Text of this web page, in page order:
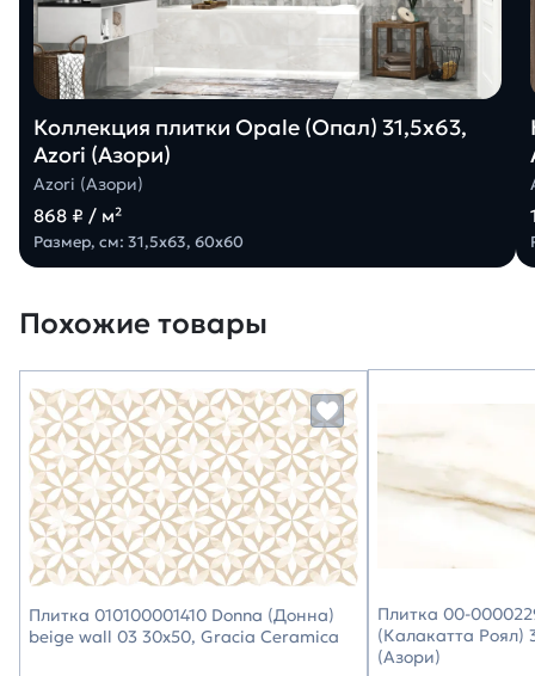
Коллекция плитки Opale (Опал) 31,5х63,
Azori (Азори)
Azori (Азори)
868 ₽ / м²
Размер, см: 31,5х63, 60х60
Похожие товары
Плитка 010100001410 Donna (Донна)
beige wall 03 30х50, Gracia Ceramica
Плитка 00-
(Калакатта Роял)
(Азори)